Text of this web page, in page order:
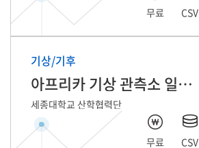
무료 CSV
기상/기후
아프리카 기상 관측소 일단위 자료
세종대학교 산학협력단
무료 CSV